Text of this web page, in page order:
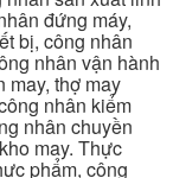
đứng máy,
bị, công nhân
nhân vận hành
may, thợ may
nhân kiểm
nhân chuyền
may. Thực
phẩm, công